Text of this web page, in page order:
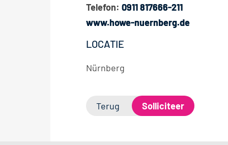
Telefon: 0911 817666-211
www.howe-nuernberg.de
LOCATIE
Nürnberg